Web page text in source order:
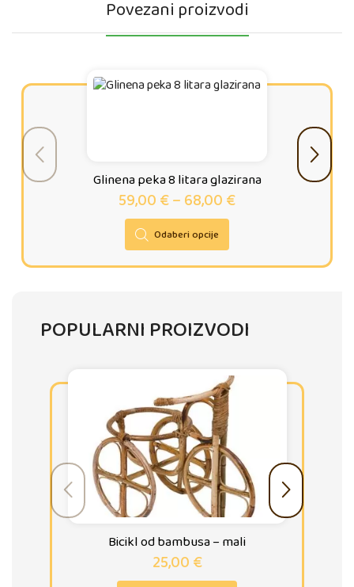
Povezani proizvodi
Glinena peka 8 litara glazirana
59,00€–68,00€
Odaberi opcije
POPULARNI PROIZVODI
Bicikl od bambusa – mali
25,00€